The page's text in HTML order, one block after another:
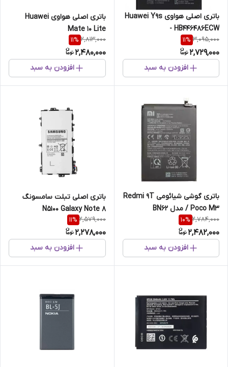
باتری اصلی هواوی Huawei Y9s
- HB446486ECW
3,095,000
11%
2,729,000
افزودن به سبد
باتری اصلی هواوی Huawei
Mate 10 Lite
2,813,000
11%
2,480,000
افزودن به سبد
باتری گوشی شیائومی Redmi 9T
/ Poco M3 مدل BN62
2,784,000
10%
2,482,000
افزودن به سبد
باتری اصلی تبلت سامسونگ
N5100 Galaxy Note 8
2,579,000
11%
2,278,000
افزودن به سبد